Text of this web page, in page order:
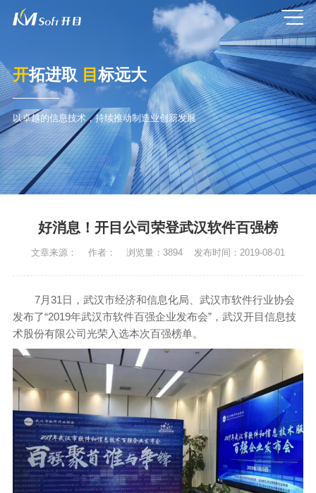
开拓进取 目 标远大
以卓越的信息技术，持续推动制造业创新发展
好消息！开目公司荣登武汉软件百强榜
文章来源： 作者： 浏览量： 3894 发布时间： 2019-08-01
7月31日，武汉市经济和信息化局、武汉市软件行业协会
发布了“2019年武汉市软件百强企业发布会”，武汉开目信息技
术股份有限公司光荣入选本次百强榜单。